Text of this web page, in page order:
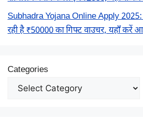
Subhadra Yojana Online Apply
रही है ₹50000 का गिफ्ट वाउचर, यहाँ करें
Categories